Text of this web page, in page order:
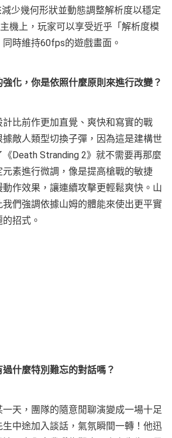
少幾何形狀並動態調整解析度以穩定
機上，玩家可以享受近乎「解析度模
時維持60fps的遊戲畫面。
化，你是依照什麼原則來進行改變？
比前作更加直覺、爽快和寫實的戰
據敵人類型切換子彈，因為這是建構世
Death Stranding 2》就不需要再那麼
素進行微調，像是提高槍戰的敏捷
作效果，讓連續攻擊更輕鬆爽快。山
們強調依據山姆的體能來使出更平實
招式。
什麼特別難忘的對話嗎？
一天，團隊的隨意閒聊演變成一場十足
中途加入談話，氣氛瞬間一轉！他迅